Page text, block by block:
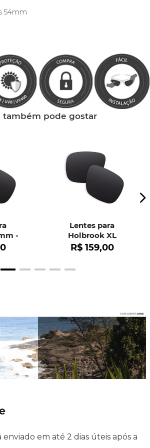
54mm
também pode gostar
-
Lentes para
Holbrook XL
R$ 159,00
em até 2 dias úteis após a